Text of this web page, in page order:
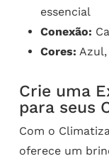
essencial
Conexão:
Cores: Azul,
Crie uma
para seus
Com o
oferece um